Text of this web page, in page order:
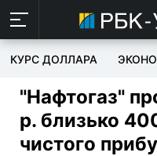
КУРС ДОЛЛАРА
"Нафтогаз"
р. близько
чистого